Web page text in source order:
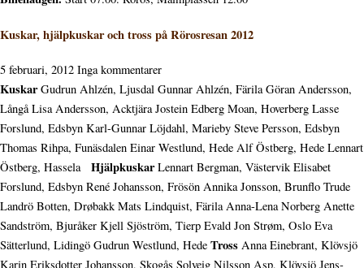
Kuskar, hjälpkuskar och tross på Rörosresan 2012
5 februari, 2012 Inga kommentarer
KuskarGudrun Ahlzén, Ljusdal Gunnar Ahlzén, Färila Göran Andersson,
Långå Lisa Andersson, Acktjära Jostein Edberg Moan, Hoverberg Lasse
Forslund, Edsbyn Karl-Gunnar Löjdahl, Marieby Steve Persson, Edsbyn
Thomas Rihpa, Funäsdalen Einar Westlund, Hede Alf Östberg, Hede Lennart
Östberg, Hassela HjälpkuskarLennart Bergman, Västervik Elisabet
Forslund, Edsbyn René Johansson, Frösön Annika Jonsson, Brunflo Trude
Landrö Botten, Drøbakk Mats Lindquist, Färila Anna-Lena Norberg Anette
Sandström, Bjuråker Kjell Sjöström, Tierp Evald Jon Strøm, Oslo Eva
Sätterlund, Lidingö Gudrun Westlund, Hede Tross Anna Einebrant, Klövsjö
Karin Eriksdotter Johansson, Skogås Solveig Nilsson Asp, Klövsjö Jens-